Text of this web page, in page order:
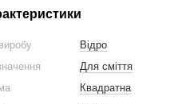
Відро
Для сміття
Квадратна